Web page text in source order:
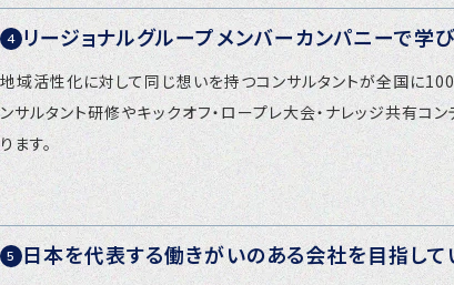
リージョナルグループメンバーカンパニーで学
地域活性化に対して同じ想いを持つコンサルタントが全国に
ンサルタント研修やキックオフ・ロープレ大会・ナレッジ共有
ります。
日本を代表する働きがいのある会社を目指して